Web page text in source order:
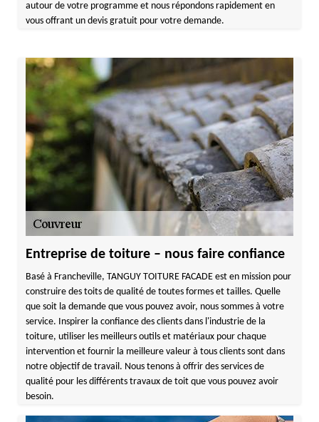
autour de votre programme et nous répondons rapidement en
vous offrant un devis gratuit pour votre demande.
Entreprise de toiture – nous faire confiance
Basé à Francheville, TANGUY TOITURE FACADE est en mission pour
construire des toits de qualité de toutes formes et tailles. Quelle
que soit la demande que vous pouvez avoir, nous sommes à votre
service. Inspirer la confiance des clients dans l'industrie de la
toiture, utiliser les meilleurs outils et matériaux pour chaque
intervention et fournir la meilleure valeur à tous clients sont dans
notre objectif de travail. Nous tenons à offrir des services de
qualité pour les différents travaux de toit que vous pouvez avoir
besoin.